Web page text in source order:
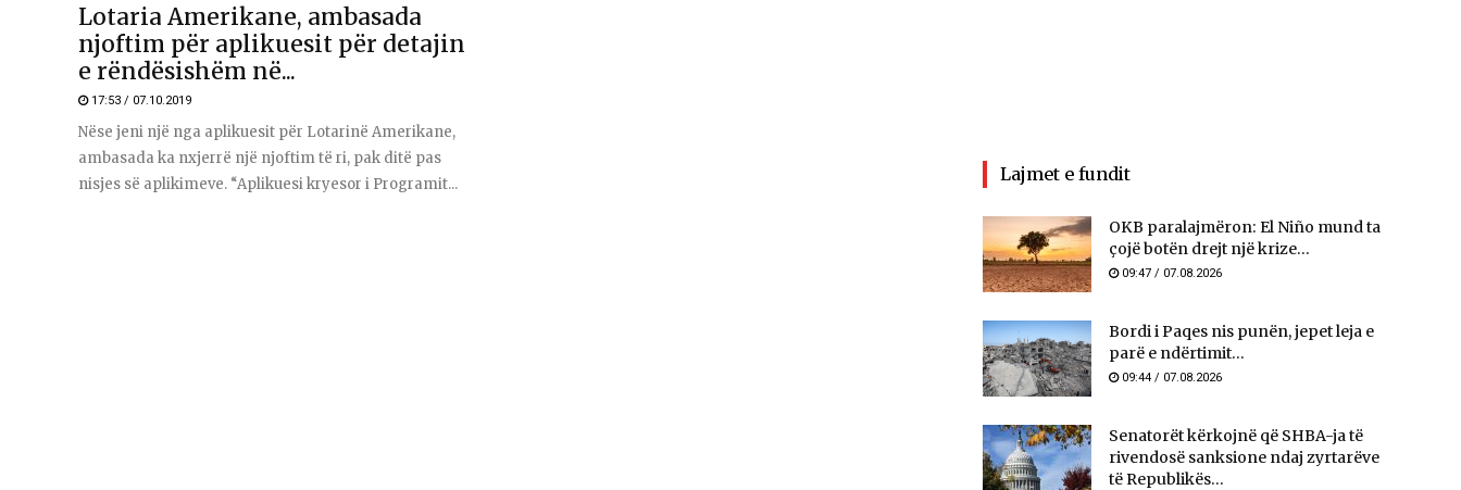
Lotaria Amerikane, ambasada
njoftim për aplikuesit për detajin
e rëndësishëm në...
17:53 / 07.10.2019
Nëse jeni një nga aplikuesit për Lotarinë Amerikane,
ambasada ka nxjerrë një njoftim të ri, pak ditë pas
nisjes së aplikimeve. “Aplikuesi kryesor i Programit...
Lajmet e fundit
OKB paralajmëron: El Niño mund ta
çojë botën drejt një krize...
09:47 / 07.08.2026
Bordi i Paqes nis punën, jepet leja e
parë e ndërtimit...
09:44 / 07.08.2026
Senatorët kërkojnë që SHBA-ja të
rivendosë sanksione ndaj zyrtarëve
të Republikës...